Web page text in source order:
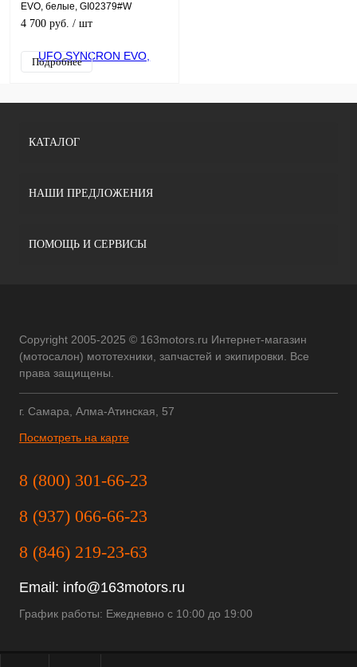
EVO, белые, GI02379#W
4 700 руб. / шт
Подробнее
КАТАЛОГ
НАШИ ПРЕДЛОЖЕНИЯ
ПОМОЩЬ И СЕРВИСЫ
Copyright 2005-2025 © 163motors.ru Интернет-магазин
(мотосалон) мототехники, запчастей и экипировки. Все
права защищены.
г. Самара, Алма-Атинская, 57
Посмотреть на карте
8 (800) 301-66-23
8 (937) 066-66-23
8 (846) 219-23-63
Email: info@163motors.ru
График работы: Ежедневно с 10:00 до 19:00